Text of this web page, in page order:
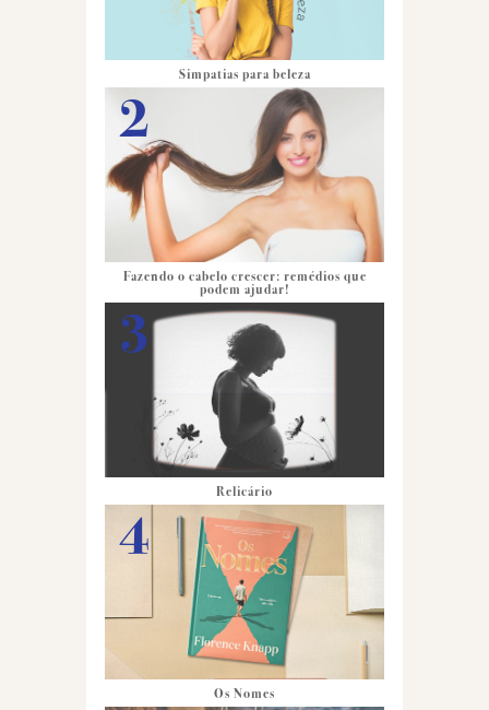
Simpatias para beleza
Fazendo o cabelo crescer: remédios que
podem ajudar!
Relicário
Os Nomes